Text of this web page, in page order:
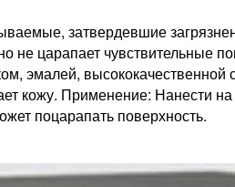
затвердевшие
царапает чувствительные
эмалей,
кожу. Применение: Нанести на
поцарапать поверхность.